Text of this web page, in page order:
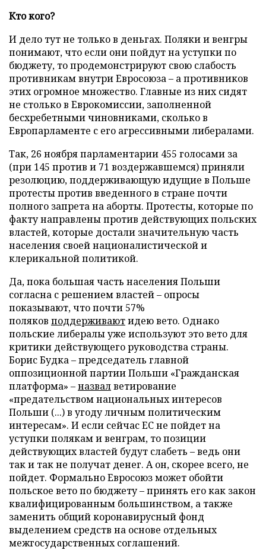
Кто кого?
И дело тут не только в деньгах. Поляки и венгры
понимают, что если они пойдут на уступки по
бюджету, то продемонстрируют свою слабость
противникам внутри Евросоюза – а противников
этих огромное множество. Главные из них сидят
не столько в Еврокомиссии, заполненной
бесхребетными чиновниками, сколько в
Европарламенте с его агрессивными либералами.
Так, 26 ноября парламентарии 455 голосами за
(при 145 против и 71 воздержавшемся) приняли
резолюцию, поддерживающую идущие в Польше
протесты против введенного в стране почти
полного запрета на аборты. Протесты, которые по
факту направлены против действующих польских
властей, которые достали значительную часть
населения своей националистической и
клерикальной политикой.
Да, пока большая часть населения Польши
согласна с решением властей – опросы
показывают, что почти 57%
поляков поддерживаютидею вето. Однако
польские либералы уже используют это вето для
критики действующего руководства страны.
Борис Будка – председатель главной
оппозиционной партии Польши «Гражданская
платформа» –назвалветирование
«предательством национальных интересов
Польши (...) в угоду личным политическим
интересам». И если сейчас ЕС не пойдет на
уступки полякам и венграм, то позиции
действующих властей будут слабеть – ведь они
так и так не получат денег. А он, скорее всего, не
пойдет. Формально Евросоюз может обойти
польское вето по бюджету – принять его как закон
квалифицированным большинством, а также
заменить общий коронавирусный фонд
выделением средств на основе отдельных
межгосударственных соглашений.